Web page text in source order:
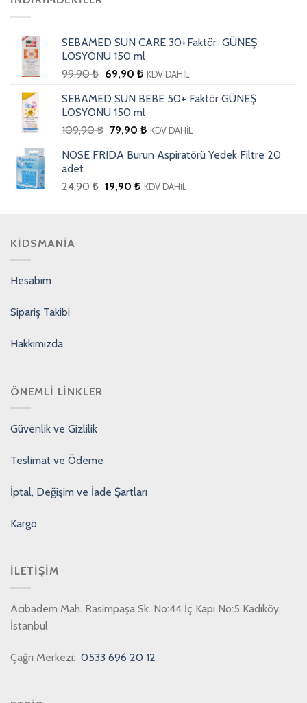
SEBAMED SUN CARE 30+Faktör GÜNEŞ
LOSYONU 150 ml
99,90₺ 69,90 ₺ KDV DAHİL
SEBAMED SUN BEBE 50+ Faktör GÜNEŞ
LOSYONU 150 ml
109,90₺ 79,90 ₺ KDV DAHİL
NOSE FRIDA Burun Aspiratörü Yedek Filtre 20
adet
24,90₺ 19,90 ₺ KDV DAHİL
KIDSMANIA
Hesabım
Sipariş Takibi
Hakkımızda
ÖNEMLI LINKLER
Güvenlik ve Gizlilik
Teslimat ve Ödeme
İptal, Değişim ve İade Şartları
Kargo
İLETIŞIM
Acıbadem Mah. Rasimpaşa Sk. No:44 İç Kapı No:5 Kadıköy,
İstanbul
Çağrı Merkezi: 0533 696 20 12